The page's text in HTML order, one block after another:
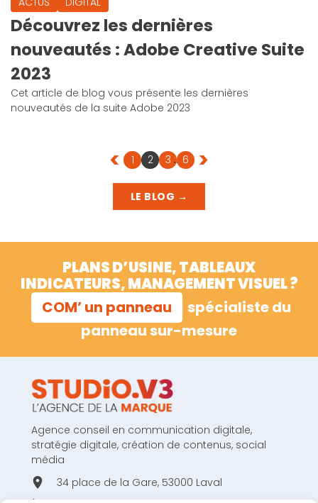
Découvrez les dernières
nouveautés : Adobe Creative Suite
2023
Cet article de blog vous présente les dernières
nouveautés de la suite Adobe 2023
< 1 2 3 … 6 >
LE BLOG →
PLANS D’USINE, TABLEAUX
INDICATEURS, MANAGEMENT VISUEL ?
COM’ un panneau
spécialiste du
panneau sur-mesure
Agence conseil en communication digitale,
stratégie digitale, création de contenus, social
média
34 place de la Gare, 53000 Laval